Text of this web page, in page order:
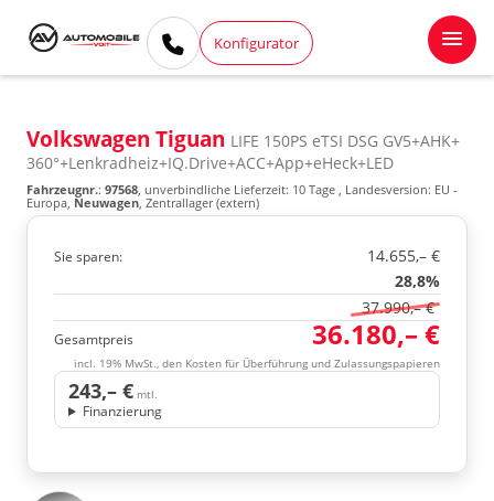
Konfigurator
Volkswagen Tiguan LIFE 150PS eTSI DSG GV5+AHK+
360°+Lenkradheiz+IQ.Drive+ACC+App+eHeck+LED
Fahrzeugnr.: 97568, unverbindliche Lieferzeit: 10 Tage , Landesversion: EU -
Europa, Neuwagen, Zentrallager (extern)
Sie sparen:
14.655,– €
28,8%
37.990,– €
Gesamtpreis 36.180,– €
incl. 19% MwSt., den Kosten für Überführung und Zulassungspapieren
243,– € mtl.
Finanzierung